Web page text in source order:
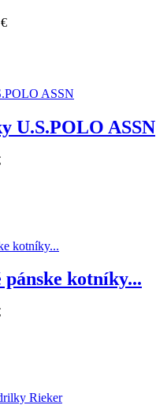
U.S.POLO ASSN
kotníky...